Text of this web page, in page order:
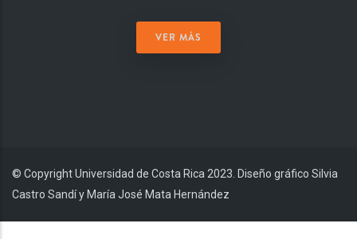
VER MÁS
© Copyright Universidad de Costa Rica 2023. Diseño gráfico Silvia
Castro Sandí y María José Mata Hernández